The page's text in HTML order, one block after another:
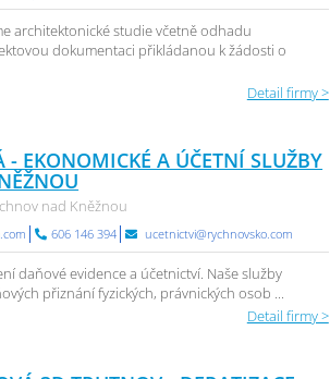
architektonické studie včetně odhadu
dokumentaci přikládanou k žádosti o
Detail firmy >
- EKONOMICKÉ A ÚČETNÍ SLUŽBY
nad Kněžnou
606 146 394 ucetnictvi@rychnovsko.com
daňové evidence a účetnictví. Naše služby
přiznání fyzických, právnických osob ...
Detail firmy >